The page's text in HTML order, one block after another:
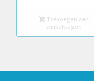
Toevoegen aan
winkelwagen